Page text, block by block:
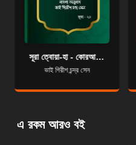
সূরা ত্বোয়া-হা - কোরআন শরীফ বাংলা অনুবাদ - সূরা ২০
ভাই গিরীশ চন্দ্র সেন
এ রকম আরও বই